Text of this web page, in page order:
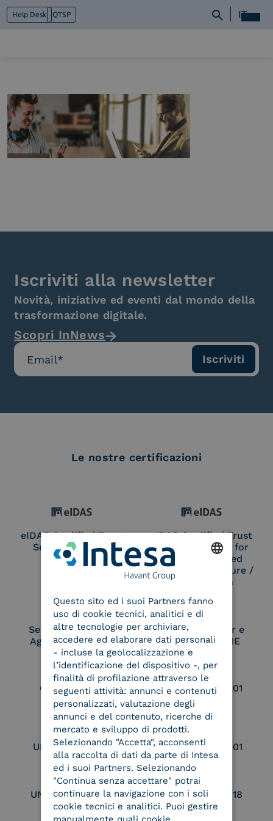
Help Desk QTSP IT
Cosa facciamo
Piattaforme
Industry
News e Media
Iscriviti alla newsletter
Novità, iniziative ed eventi dal mondo della
trasformazione digitale.
Scopri InNews
Le nostre certificazioni
eIDAS Qualified Trust
Service Provider
eIDAS Qualified Trust
Service Provider for
Remote Qualified
Electronic Signature /
Seal Creation
Service Provider e
Aggregatore SPID
Service Provider e
Aggregatore CIE
Conservatore
qualificato
UNI EN ISO 37001
UNI EN ISO 9001 UNI EN ISO 27001
UNI EN ISO 27017 UNI EN ISO 27018
ITALIAN
Questo sito ed i suoi Partners fanno
uso di cookie tecnici, analitici e di
altre tecnologie per archiviare,
accedere ed elaborare dati personali
- incluse la geolocalizzazione e
l’identificazione del dispositivo -, per
finalità di profilazione attraverso le
seguenti attività: annunci e contenuti
personalizzati, valutazione degli
annunci e del contenuto, ricerche di
mercato e sviluppo di prodotti.
Selezionando "Accetta", acconsenti
alla raccolta di dati da parte di Intesa
ed i suoi Partners. Selezionando
"Continua senza accettare" potrai
continuare la navigazione con i soli
cookie tecnici e analitici. Puoi gestire